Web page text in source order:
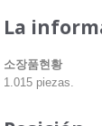
La
소장품현황
1.015 piezas.